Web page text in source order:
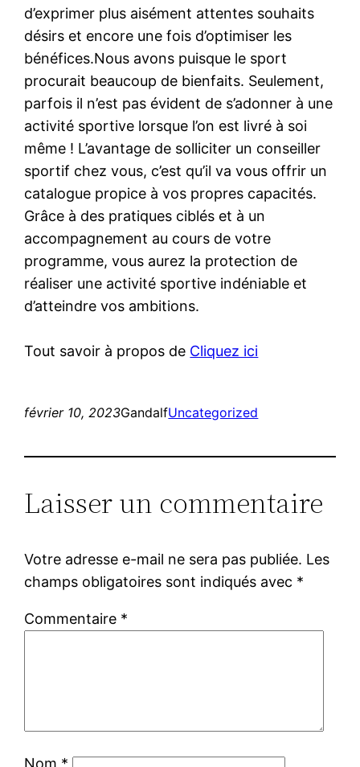
d’exprimer plus aisément attentes souhaits
désirs et encore une fois d’optimiser les
bénéfices.Nous avons puisque le sport
procurait beaucoup de bienfaits. Seulement,
parfois il n’est pas évident de s’adonner à une
activité sportive lorsque l’on est livré à soi
même ! L’avantage de solliciter un conseiller
sportif chez vous, c’est qu’il va vous offrir un
catalogue propice à vos propres capacités.
Grâce à des pratiques ciblés et à un
accompagnement au cours de votre
programme, vous aurez la protection de
réaliser une activité sportive indéniable et
d’atteindre vos ambitions.
Tout savoir à propos de Cliquez ici
février 10, 2023GandalfUncategorized
Laisser un commentaire
Votre adresse e-mail ne sera pas publiée. Les
champs obligatoires sont indiqués avec *
Commentaire *
Nom *